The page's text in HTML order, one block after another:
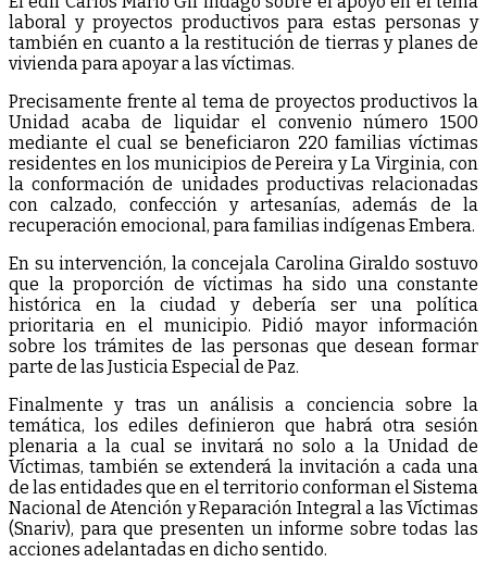
laboral y proyectos productivos para estas personas y
también en cuanto a la restitución de tierras y planes de
vivienda para apoyar a las víctimas.
Precisamente frente al tema de proyectos productivos la
Unidad acaba de liquidar el convenio número 1500
mediante el cual se beneficiaron 220 familias víctimas
residentes en los municipios de Pereira y La Virginia, con
la conformación de unidades productivas relacionadas
con calzado, confección y artesanías, además de la
recuperación emocional, para familias indígenas Embera.
En su intervención, la concejala Carolina Giraldo sostuvo
que la proporción de víctimas ha sido una constante
histórica en la ciudad y debería ser una política
prioritaria en el municipio. Pidió mayor información
sobre los trámites de las personas que desean formar
parte de las Justicia Especial de Paz.
Finalmente y tras un análisis a conciencia sobre la
temática, los ediles definieron que habrá otra sesión
plenaria a la cual se invitará no solo a la Unidad de
Víctimas, también se extenderá la invitación a cada una
de las entidades que en el territorio conforman el Sistema
Nacional de Atención y Reparación Integral a las Víctimas
(Snariv), para que presenten un informe sobre todas las
acciones adelantadas en dicho sentido.